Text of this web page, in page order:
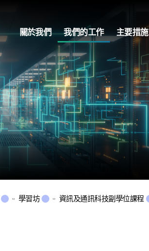
關於我們 我們的工作 主要措施
學習坊 資訊及通訊科技副學位課程